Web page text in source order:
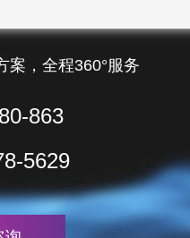
案，全程360°服务
863
5629